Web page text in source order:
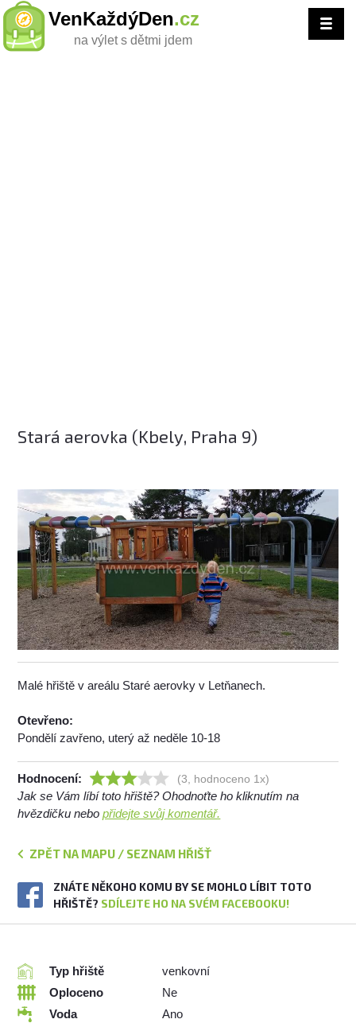
VenKaždýDen.cz
na výlet s dětmi jdem
Stará aerovka (Kbely, Praha 9)
Malé hřiště v areálu Staré aerovky v Letňanech.
Otevřeno:
Pondělí zavřeno, uterý až neděle 10-18
Hodnocení: (3, hodnoceno 1x)
Jak se Vám líbí toto hřiště? Ohodnoťte ho kliknutím na
hvězdičku nebopřidejte svůj komentář.
ZPĚT NA MAPU / SEZNAM HŘIŠŤ
ZNÁTE NĚKOHO KOMU BY SE MOHLO LÍBIT TOTO
HŘIŠTĚ? SDÍLEJTE HO NA SVÉM FACEBOOKU!
Typ hřiště
venkovní
Oploceno
Ne
Voda
Ano